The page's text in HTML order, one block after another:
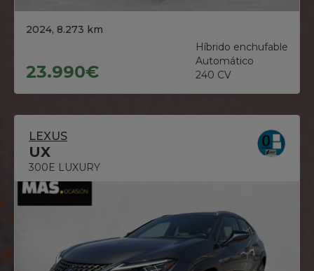
2024, 8.273 km
23.990€
Híbrido enchufable
Automático
240 CV
LEXUS
UX
300E LUXURY